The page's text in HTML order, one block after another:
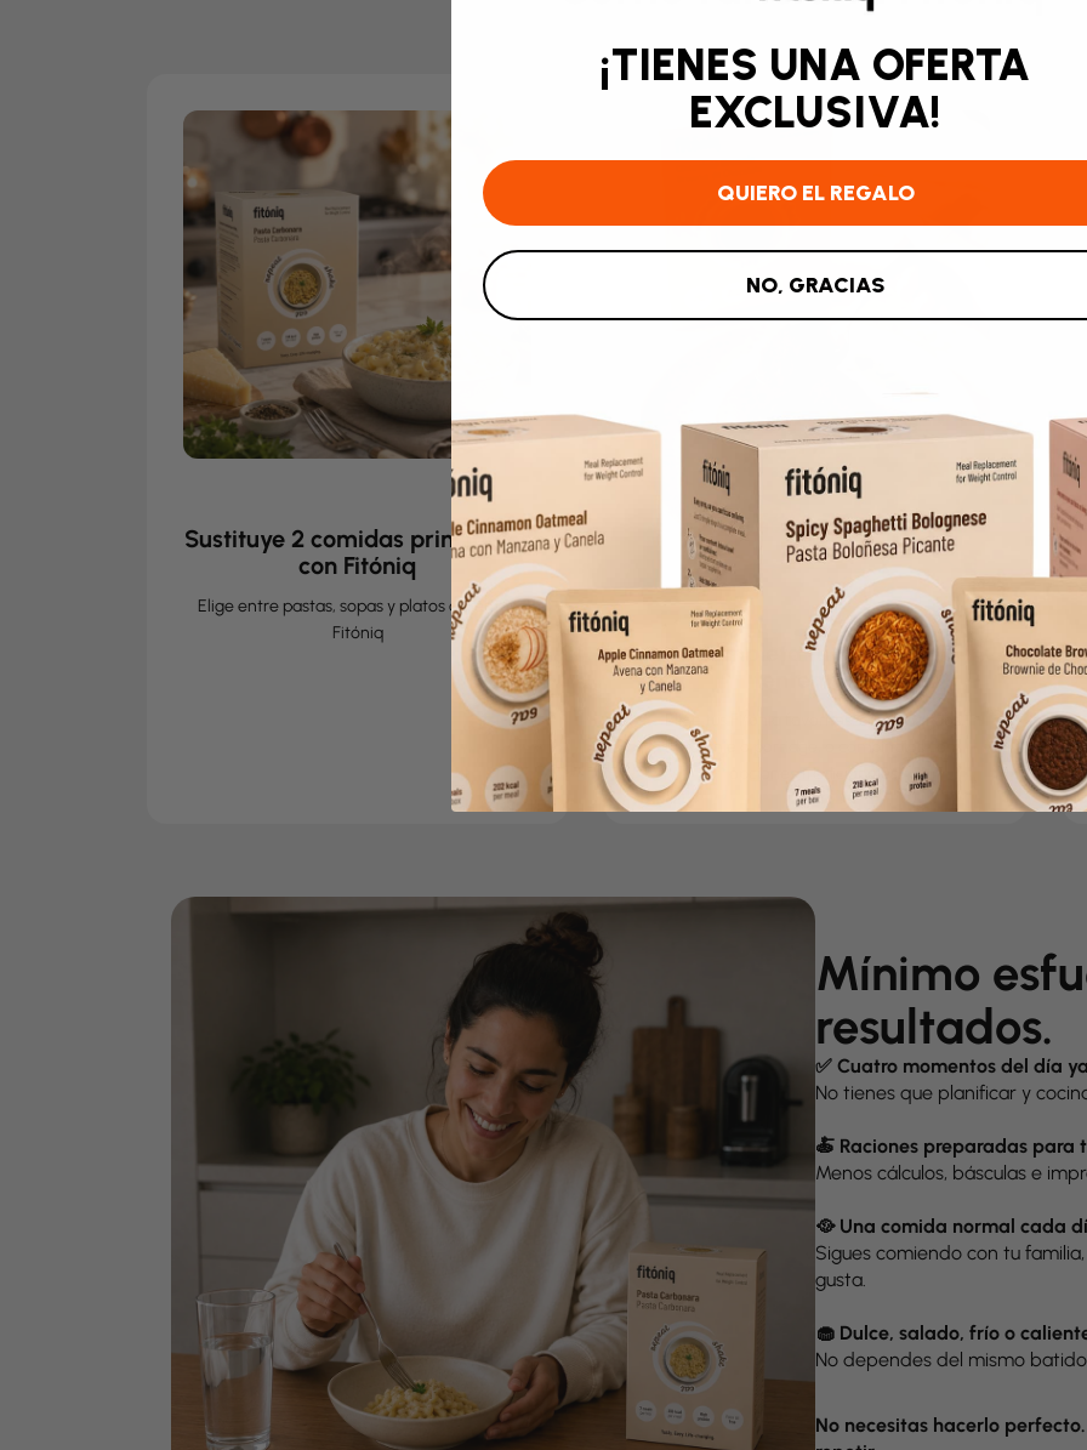
Sustituye 2 comidas principales
con Fitóniq
Elige entre pastas, sopas y platos calientes
Fitóniq
2
Completa tu día con 2
tentempiés
Elige tus Fitóniq favoritos, como batidos,
brownie o porridge, o combínalos con
opciones tradicionales.
Mínimo
resultados.
✅ Cuatro momentos del día
No tienes que planificar y
🍝 Raciones preparadas para
Menos cálculos, básculas e
🥘 Una comida normal cada
Sigues comiendo con tu
gusta.
🧁 Dulce, salado, frío o
No dependes del mismo
No necesitas hacerlo
¡TIENES UNA OFERTA
EXCLUSIVA!
QUIERO EL REGALO
NO, GRACIAS